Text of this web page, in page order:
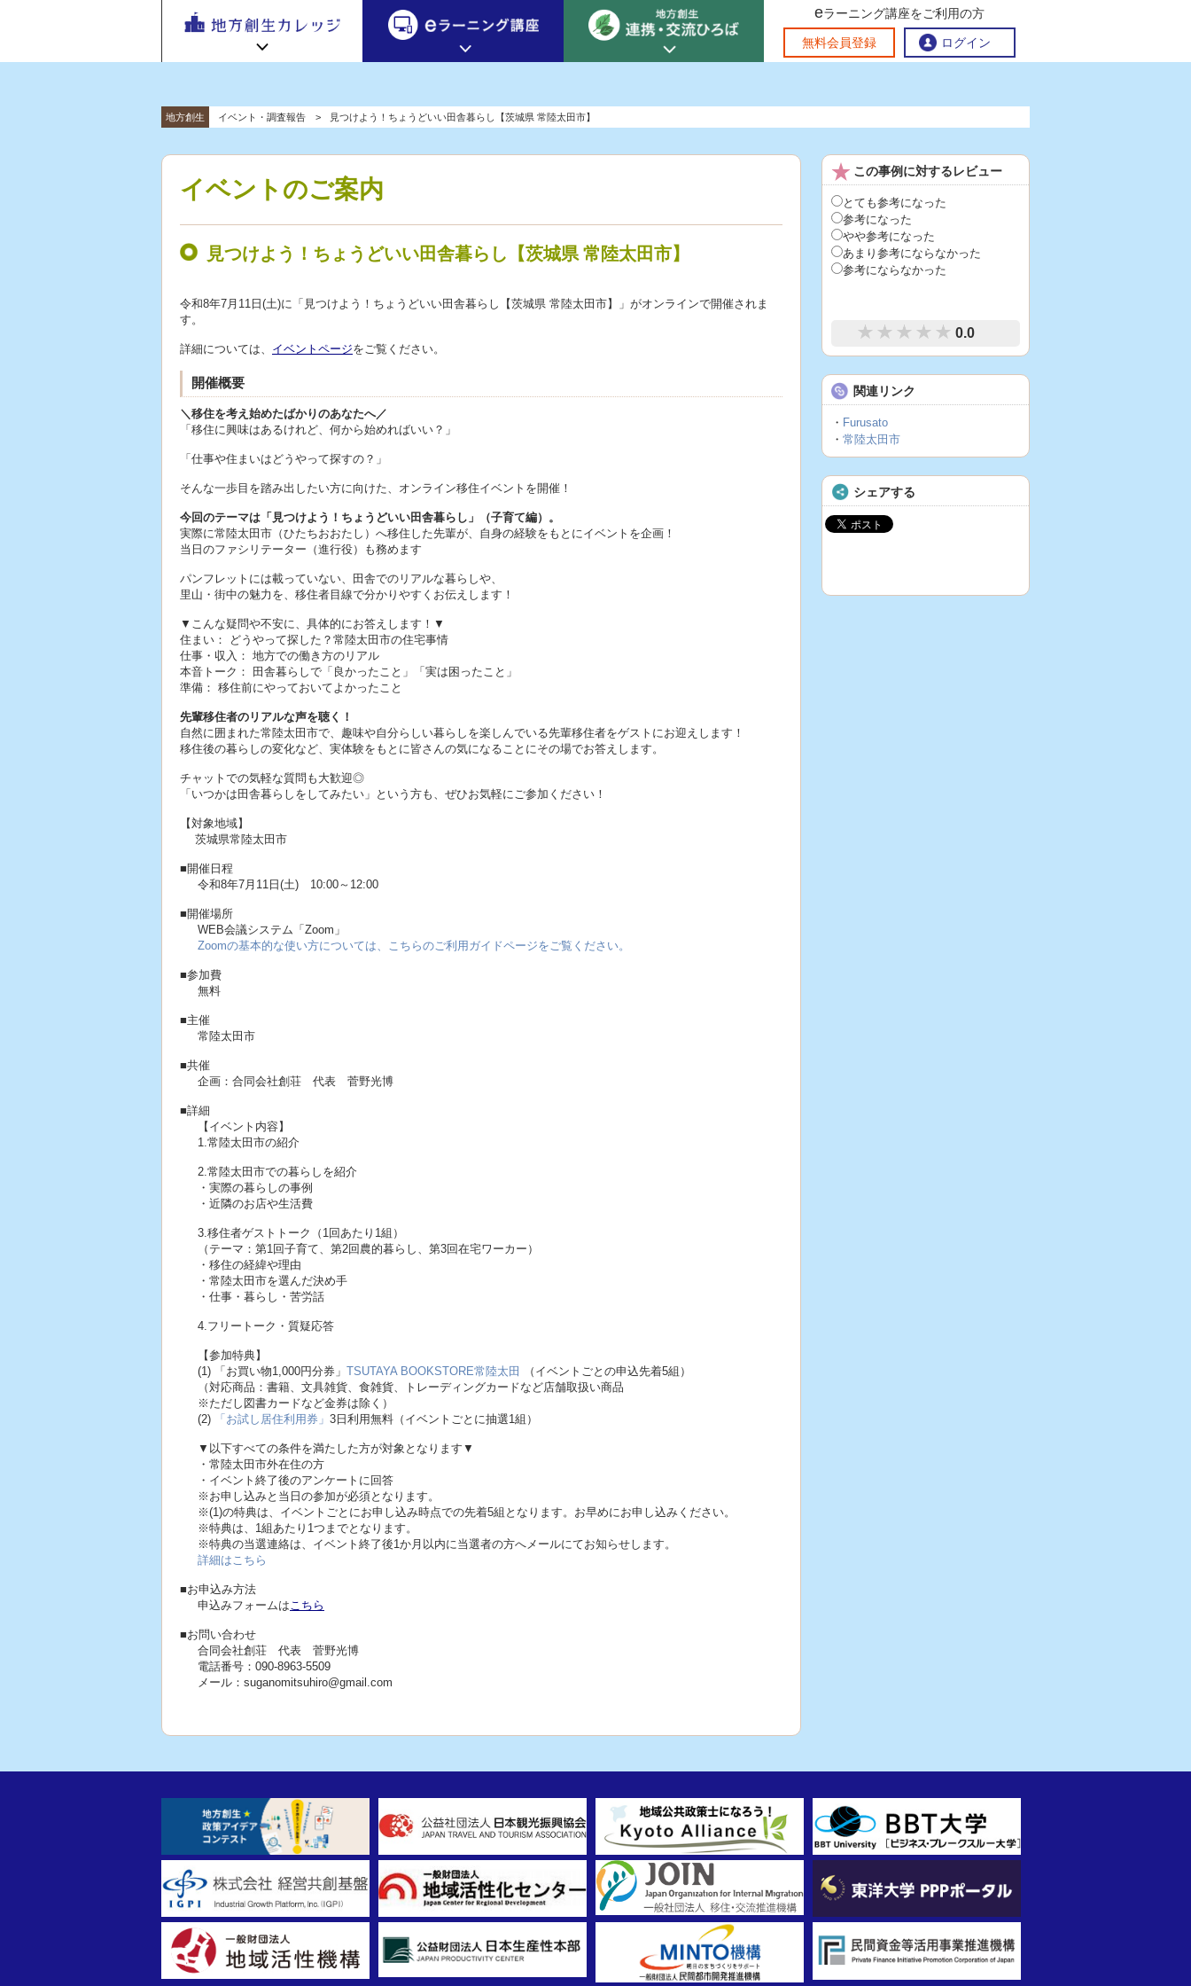
地方創生カレッジ
地方創生カレッジ HOME
おすすめする理由
地方創生カレッジ活用の流れ 官民連携講座
お問い合わせ
eラーニング講座
eラーニング講座 HOME
初めての方へ eラーニング講座を探す
連携交流ひろば
連携・交流ひろば HOME
地方創生交流掲示板
全国で活躍する地方創生専門人材 地方創生に役立つコンテンツ集
eラーニング講座をご利用の方
無料会員登録 ログイン
地方創生
交流ひろ
ば」 | 地方
創生のノ
ウハウ共
有掲示板
イベント・調査報告 見つけよう！ちょうどいい田舎暮らし【茨城県 常陸太田市】
イベントのご案内
見つけよう！ちょうどいい田舎暮らし【茨城県 常陸太田市】
令和8年7月11日(土)に「見つけよう！ちょうどいい田舎暮らし【茨城県 常陸太田市】」がオンラインで開催されま
す。
詳細については、 イベントページをご覧ください。
開催概要
＼移住を考え始めたばかりのあなたへ／
「移住に興味はあるけれど、何から始めればいい？」
「仕事や住まいはどうやって探すの？」
そんな一歩目を踏み出したい方に向けた、オンライン移住イベントを開催！
今回のテーマは「見つけよう！ちょうどいい田舎暮らし」（子育て編）。
実際に常陸太田市（ひたちおおたし）へ移住した先輩が、自身の経験をもとにイベントを企画！
当日のファシリテーター（進行役）も務めます
パンフレットには載っていない、田舎でのリアルな暮らしや、
里山・街中の魅力を、移住者目線で分かりやすくお伝えします！
▼こんな疑問や不安に、具体的にお答えします！▼
住まい： どうやって探した？常陸太田市の住宅事情
仕事・収入： 地方での働き方のリアル
本音トーク： 田舎暮らしで「良かったこと」「実は困ったこと」
準備： 移住前にやっておいてよかったこと
先輩移住者のリアルな声を聴く！
自然に囲まれた常陸太田市で、趣味や自分らしい暮らしを楽しんでいる先輩移住者をゲストにお迎えします！
移住後の暮らしの変化など、実体験をもとに皆さんの気になることにその場でお答えします。
チャットでの気軽な質問も大歓迎◎
「いつかは田舎暮らしをしてみたい」という方も、ぜひお気軽にご参加ください！
【対象地域】
茨城県常陸太田市
■開催日程
令和8年7月11日(土) 10:00～12:00
■開催場所
WEB会議システム「Zoom」
Zoomの基本的な使い方については、こちらのご利用ガイドページをご覧ください。
■参加費
無料
■主催
常陸太田市
■共催
企画：合同会社創荘 代表 菅野光博
■詳細
【イベント内容】
1.常陸太田市の紹介
2.常陸太田市での暮らしを紹介
・実際の暮らしの事例
・近隣のお店や生活費
3.移住者ゲストトーク（1回あたり1組）
（テーマ：第1回子育て、第2回農的暮らし、第3回在宅ワーカー）
・移住の経緯や理由
・常陸太田市を選んだ決め手
・仕事・暮らし・苦労話
4.フリートーク・質疑応答
【参加特典】
(1) 「お買い物1,000円分券」 TSUTAYA BOOKSTORE常陸太田
（イベントごとの申込先着5組）
（対応商品：書籍、文具雑貨、食雑貨、トレーディングカードなど店舗取扱い商品
※ただし図書カードなど金券は除く）
(2)
「お試し居住利用券」 3日利用無料（イベントごとに抽選1組）
▼以下すべての条件を満たした方が対象となります▼
・常陸太田市外在住の方
・イベント終了後のアンケートに回答
※お申し込みと当日の参加が必須となります。
※(1)の特典は、イベントごとにお申し込み時点での先着5組となります。お早めにお申し込みください。
※特典は、1組あたり1つまでとなります。
※特典の当選連絡は、イベント終了後1か月以内に当選者の方へメールにてお知らせします。
詳細はこちら
■お申込み方法
申込みフォームはこちら
■お問い合わせ
合同会社創荘 代表 菅野光博
電話番号：090-8963-5509
メール：suganomitsuhiro@gmail.com
この事例に対するレビュー
とても参考になった
参考になった
やや参考になった
あまり参考にならなかった
参考にならなかった
0.0
関連リンク
・ Furusato
・ 常陸太田市
シェアする